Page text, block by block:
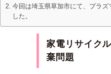
今回は埼玉県草加市にて、プラ
した。
家電リサイク
棄問題